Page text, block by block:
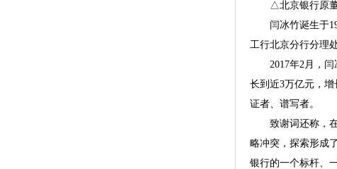
△北京银行原董
闫冰竹诞生于
工行北京分行分理
2017年2月，闫冰
长到近3万亿元，
证者、谱写者。
致谢词还称，在
略冲突，探索形成
银行的一个标杆、